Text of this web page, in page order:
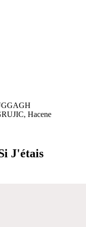
Hacene
J'étais